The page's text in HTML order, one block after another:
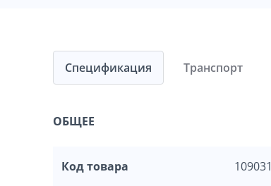
Спецификация
ОБЩЕЕ
Код товара 109031
Транспорт